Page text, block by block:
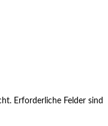
Erforderliche Felder sind